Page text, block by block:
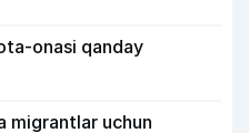
onasi qanday
migrantlar uchun